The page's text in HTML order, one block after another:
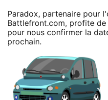
Paradox, partenaire pour
Battlefront.com, profite
pour nous confirmer la
prochain.